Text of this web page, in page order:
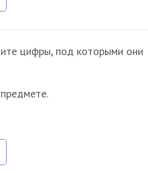
цифры, под которыми они